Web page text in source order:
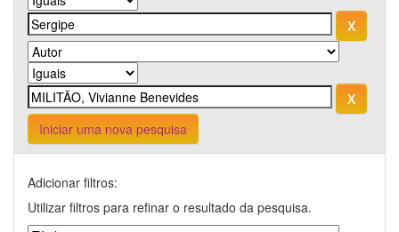
Iniciar uma nova pesquisa
Adicionar filtros:
Utilizar filtros para refinar o resultado da pesquisa.